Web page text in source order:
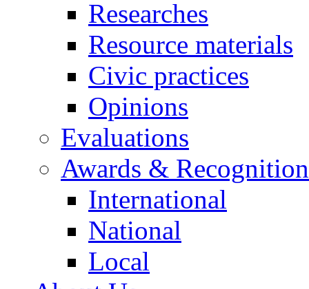
Researches
Resource materials
Civic practices
Opinions
Evaluations
Awards &
International
National
Local